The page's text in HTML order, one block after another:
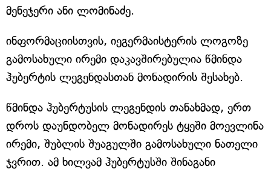
მენეჯერი ანი ლომინაძე.
ინფორმაციისთვის, იეგერმაისტერის ლოგოზე
გამოსახული ირემი დაკავშირებულია წმინდა
ჰუბერტის ლეგენდასთან მონადირის შესახებ.
წმინდა ჰუბერტუსის ლეგენდის თანახმად, ერთ
დროს დაუნდობელ მონადირეს ტყეში მოევლინა
ირემი, შუბლის შუაგულში გამოსახული ნათელი
ჯვრით. ამ ხილვამ ჰუბერტუსში შინაგანი